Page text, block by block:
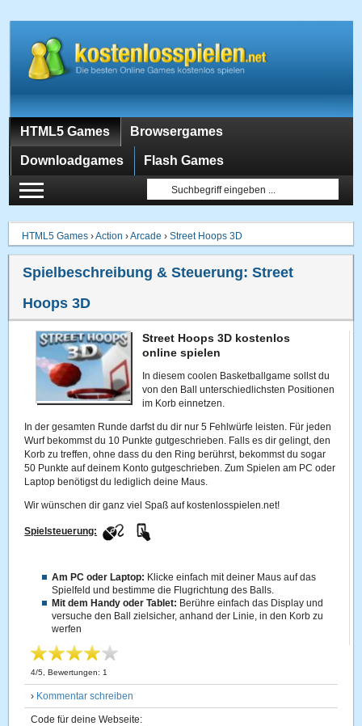
HTML5 Games Browsergames
Downloadgames Flash Games
HTML5 Games ›Action ›Arcade ›Street Hoops 3D
Spielbeschreibung & Steuerung:Street
Hoops 3D
Street Hoops 3D kostenlos
online spielen
In diesem coolen Basketballgame sollst du
von den Ball unterschiedlichsten Positionen
im Korb einnetzen.
In der gesamten Runde darfst du dir nur 5 Fehlwürfe leisten. Für jeden
Wurf bekommst du 10 Punkte gutgeschrieben. Falls es dir gelingt, den
Korb zu treffen, ohne dass du den Ring berührst, bekommst du sogar
50 Punkte auf deinem Konto gutgeschrieben. Zum Spielen am PC oder
Laptop benötigst du lediglich deine Maus.
Wir wünschen dir ganz viel Spaß auf kostenlosspielen.net!
Spielsteuerung:
Am PC oder Laptop: Klicke einfach mit deiner Maus auf das
Spielfeld und bestimme die Flugrichtung des Balls.
Mit dem Handy oder Tablet: Berühre einfach das Display und
versuche den Ball zielsicher, anhand der Linie, in den Korb zu
werfen
4/5 , Bewertungen: 1
› Kommentar schreiben
Code für deine Webseite: